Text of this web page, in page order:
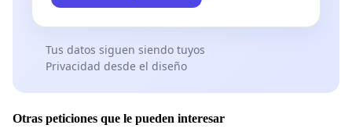
Tus datos siguen siendo tuyos
Privacidad desde el diseño
Otras peticiones que le pueden interesar